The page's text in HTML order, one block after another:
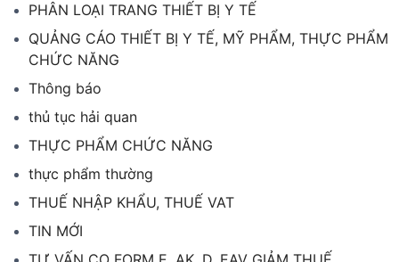
PHÂN LOẠI TRANG THIẾT BỊ Y TẾ
QUẢNG CÁO THIẾT BỊ Y TẾ, MỸ PHẨM, THỰC PHẨM
CHỨC NĂNG
Thông báo
thủ tục hải quan
THỰC PHẨM CHỨC NĂNG
thực phẩm thường
THUẾ NHẬP KHẨU, THUẾ VAT
TIN MỚI